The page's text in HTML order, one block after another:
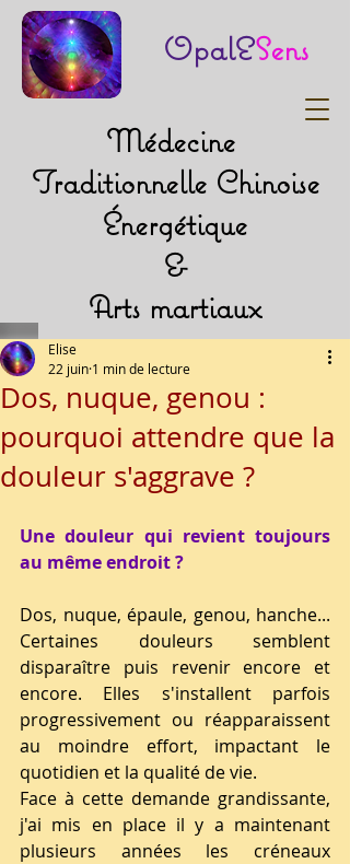
OpalESens
Médecine
Traditionnelle Chinoise
Énergétique
&
Arts martiaux
Dos, nuque, genou :
pourquoi attendre que la
douleur s'aggrave ?
Elise
22 juin 1 min de lecture
Une douleur qui revient toujours
au même endroit ?
Dos, nuque, épaule, genou, hanche...
Certaines douleurs semblent
disparaître puis revenir encore et
encore. Elles s'installent parfois
progressivement ou réapparaissent
au moindre effort, impactant le
quotidien et la qualité de vie.
Face à cette demande grandissante,
j'ai mis en place il y a maintenant